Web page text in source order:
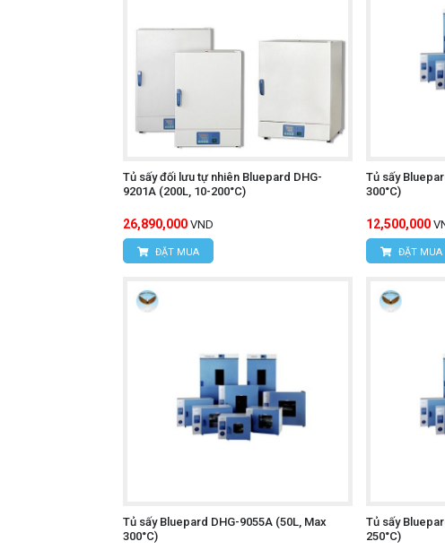
Tủ sấy đối lưu tự nhiên Bluepard DHG-
9201A (200L, 10-200°C)
26,890,000 VND
ĐẶT MUA
Tủ sấy
300°C)
12,500,000
ĐẶT MUA
Tủ sấy Bluepard DHG-9055A (50L, Max
300°C)
Tủ sấy
250°C)